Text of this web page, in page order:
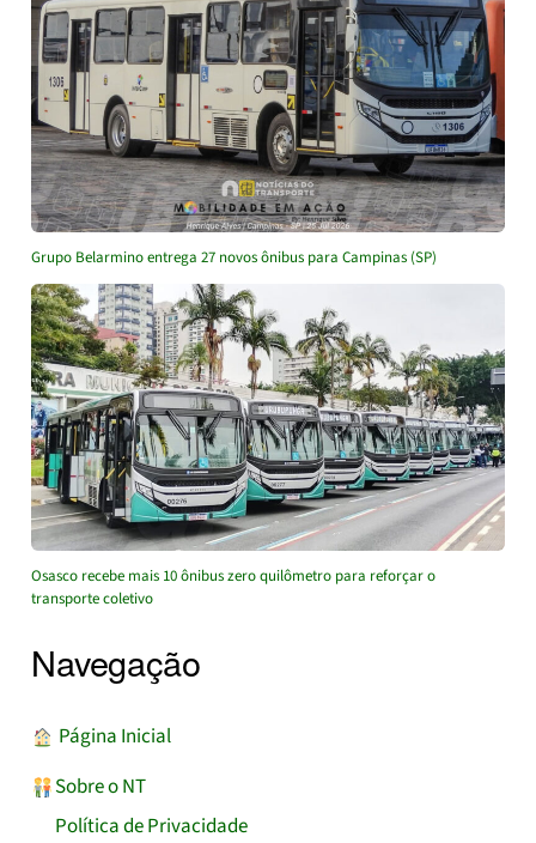
Grupo Belarmino entrega 27 novos ônibus para Campinas (SP)
Osasco recebe mais 10 ônibus zero quilômetro para reforçar o
transporte coletivo
Navegação
︎ Página Inicial
Sobre o NT
Política de Privacidade